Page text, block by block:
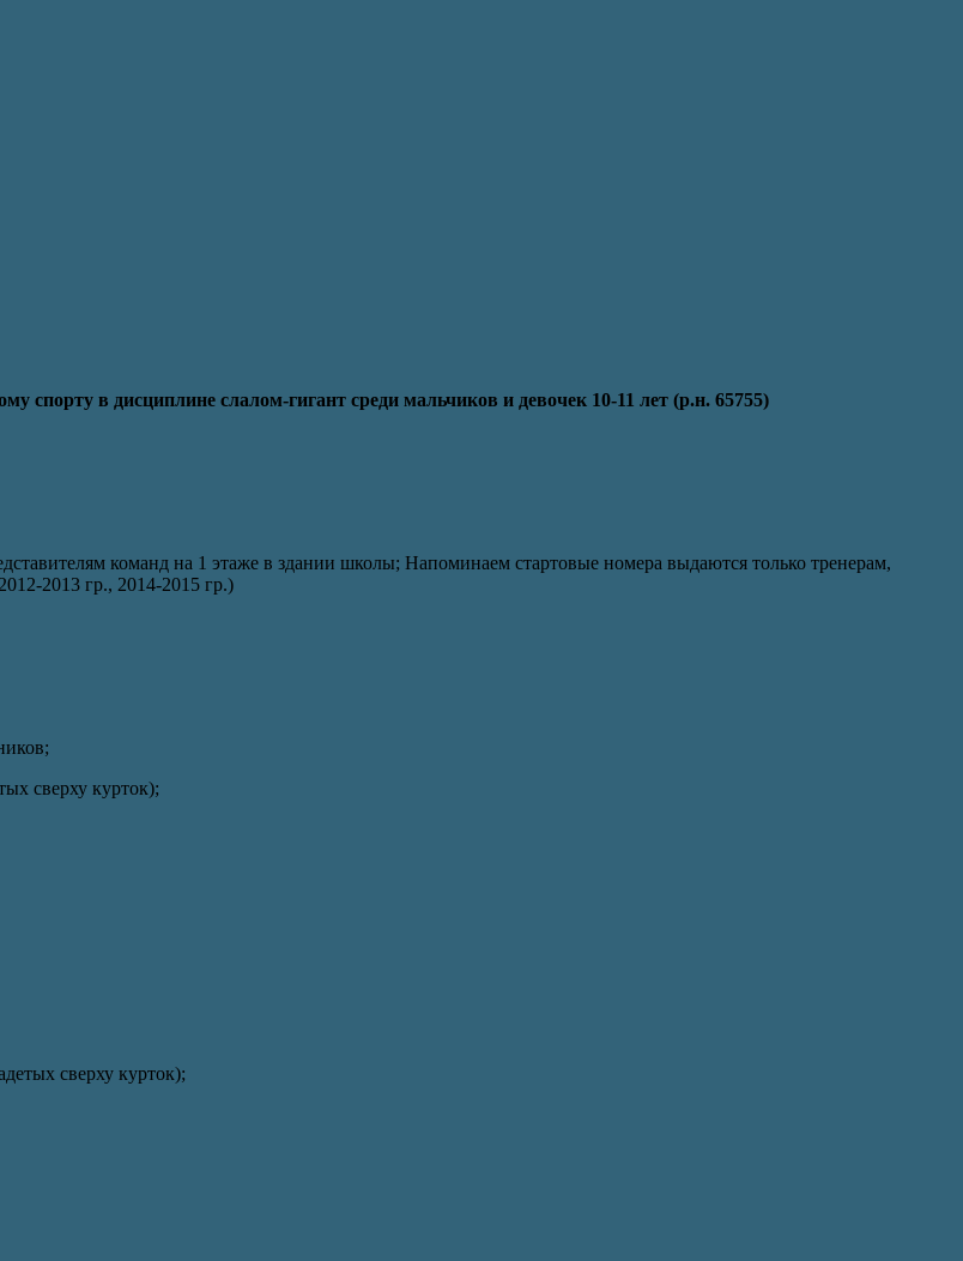
спорту в дисциплине слалом-гигант среди мальчиков и девочек 10-11 лет (р.н. 65755)
команд на 1 этаже в здании школы; Напоминаем стартовые номера выдаются только тренерам,
2013 гр., 2014-2015 гр.)
сверху курток);
сверху курток);